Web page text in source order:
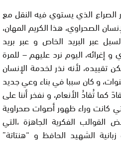
الذي يستوي فيه النقل مع
الصحراوي، هذا الكريم المهان،
عبر البريد الخاص و عبر بريد
و إغرائه، اليوم نرد عليهم – للمرة
تقييده، لأنه نذر لخدمة الإنسان
و كان سببا في بناء وعي جديد
تُقادُ الأنعام، و نفخر أننا على
كانت وراء ظهور أصوات صحراوية
القوالب الفكرية الجاهزة ،التي
الشهيد الحافظ و “هنتاتة”